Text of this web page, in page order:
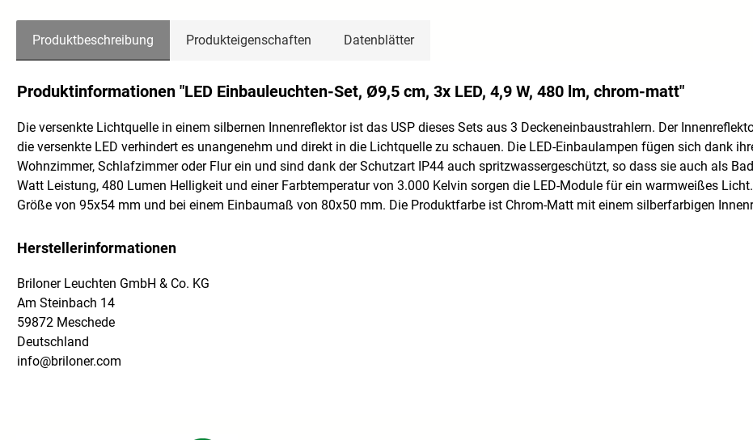
Produktbeschreibung Produkteigenschaften Datenblätter
Produktinformationen "LED Einbauleuchten-Set, Ø9,5 cm, 3x LED, 4,9 W, 480 lm, chrom-matt"
Die versenkte Lichtquelle in einem silbernen Innenreflektor ist das USP dieses Sets aus 3 Deckeneinbaustrahlern. Der
die versenkte LED verhindert es unangenehm und direkt in die Lichtquelle zu schauen. Die LED-Einbaulampen fügen sich dank
Wohnzimmer, Schlafzimmer oder Flur ein und sind dank der Schutzart IP44 auch spritzwassergeschützt, so dass sie auch als
Watt Leistung, 480 Lumen Helligkeit und einer Farbtemperatur von 3.000 Kelvin sorgen die LED-Module für ein warmweißes
Größe von 95x54 mm und bei einem Einbaumaß von 80x50 mm. Die Produktfarbe ist Chrom-Matt mit einem silberfarbigen
Herstellerinformationen
Briloner Leuchten GmbH & Co. KG
Am Steinbach 14
59872 Meschede
Deutschland
info@briloner.com